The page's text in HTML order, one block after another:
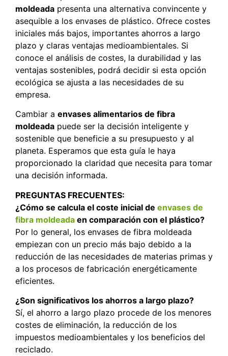
moldeada presenta una alternativa convincente y
asequible a los envases de plástico. Ofrece costes
iniciales más bajos, importantes ahorros a largo
plazo y claras ventajas medioambientales. Si
conoce el análisis de costes, la durabilidad y las
ventajas sostenibles, podrá decidir si esta opción
ecológica se ajusta a las necesidades de su
empresa.
Cambiar a envases alimentarios de fibra
moldeada puede ser la decisión inteligente y
sostenible que beneficie a su presupuesto y al
planeta. Esperamos que esta guía le haya
proporcionado la claridad que necesita para tomar
una decisión informada.
PREGUNTAS FRECUENTES:
¿Cómo se calcula el coste inicial de envases de
fibra moldeada en comparación con el plástico?
Por lo general, los envases de fibra moldeada
empiezan con un precio más bajo debido a la
reducción de las necesidades de materias primas y
a los procesos de fabricación energéticamente
eficientes.
¿Son significativos los ahorros a largo plazo?
Sí, el ahorro a largo plazo procede de los menores
costes de eliminación, la reducción de los
impuestos medioambientales y los beneficios del
reciclado.